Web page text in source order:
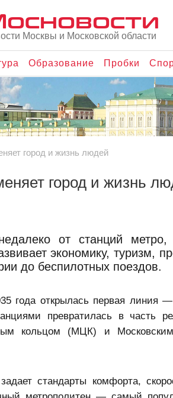
Москвы и Московской области
Образование Пробки
город и жизнь людей
город и жизнь
от станций
экономику, туризм,
до беспилотных поездов.
года открылась первая линия
превратилась в часть
кольцом (МЦК) и
стандарты комфорта,